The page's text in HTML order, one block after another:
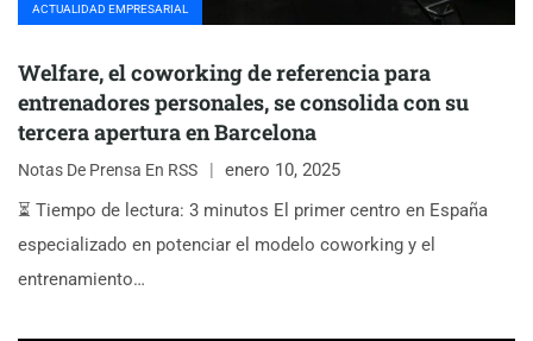
ACTUALIDAD EMPRESARIAL
Welfare, el coworking de referencia para
entrenadores personales, se consolida con su
tercera apertura en Barcelona
Notas De Prensa En RSS
enero 10, 2025
⏳ Tiempo de lectura: 3 minutos El primer centro en España
especializado en potenciar el modelo coworking y el
entrenamiento…